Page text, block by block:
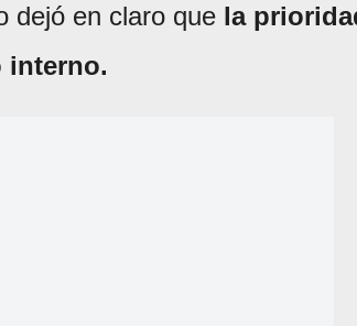
dejó en claro que la
interno.